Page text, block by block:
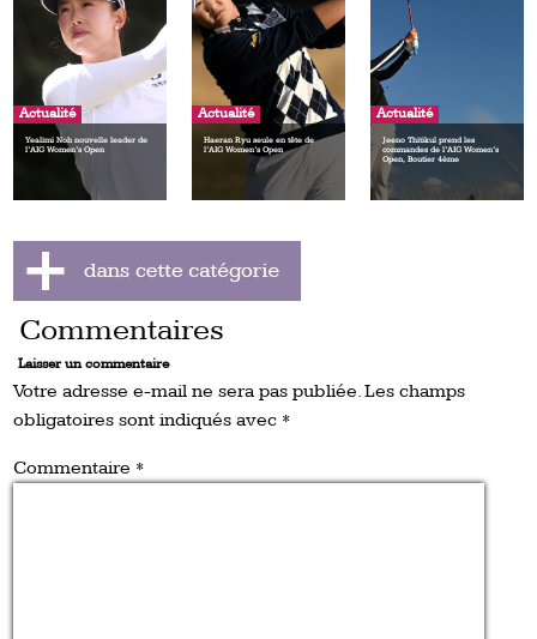
Actualité
Yealimi Noh nouvelle leader de
l’AIG Women’s Open
Actualité
Haeran Ryu seule en tête de
l’AIG Women’s Open
Actualité
Jeeno Thitikul prend les
commandes de l’AIG Women’s
Open, Boutier 4ème
Commentaires
Laisser un commentaire
Votre adresse e-mail ne sera pas publiée.Les champs
obligatoires sont indiqués avec *
Commentaire *